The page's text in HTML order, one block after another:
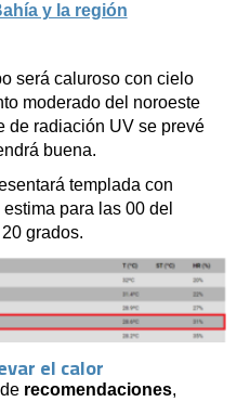
y la región
será caluroso con cielo
moderado del noroeste
de radiación UV se prevé
buena.
templada con
para las 00 del
grados.
el calor
recomendaciones,